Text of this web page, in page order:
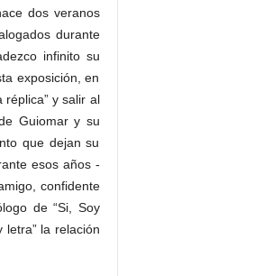
dos veranos
durante
infinito su
exposición, en
y salir al
Guiomar y su
que dejan su
esos años -
confidente
de “Si, Soy
letra” la relación